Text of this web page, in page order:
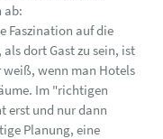
ab:
Faszination auf die
dort Gast zu sein, ist
weiß, wenn man Hotels
Im "richtigen
erst und nur dann
Planung, eine